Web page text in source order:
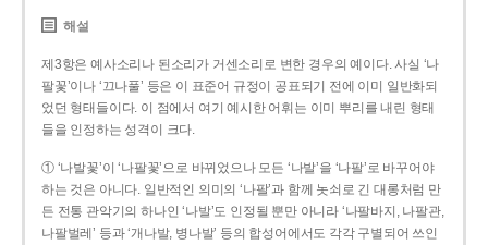
해설
제3항은 예사소리나 된소리가 거센소리로 변한 경우의 예이다. 사실 ‘나
팔꽃’이나 ‘끄나풀’ 등은 이 표준어 규정이 공표되기 전에 이미 일반화되
었던 형태들이다. 이 점에서 여기 예시한 어휘는 이미 뿌리를 내린 형태
들을 인정하는 성격이 크다.
① ‘나발꽃’이 ‘나팔꽃’으로 바뀌었으나 모든 ‘나발’을 ‘나팔’로 바꾸어야
하는 것은 아니다. 일반적인 의미의 ‘나팔’과 함께 놋쇠로 긴 대롱처럼 만
든 전통 관악기의 하나인 ‘나발’도 인정될 뿐만 아니라 ‘나팔바지, 나팔관,
나팔벌레’ 등과 ‘개나발, 병나발’ 등의 합성어에서도 각각 구별되어 쓰인